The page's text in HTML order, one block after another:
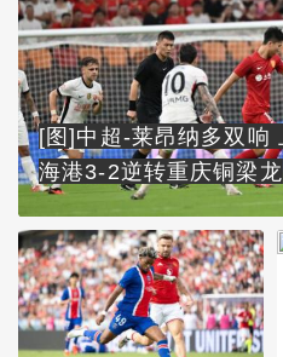
[图]中超-莱昂纳多双响
海港3-2逆转重庆铜梁龙